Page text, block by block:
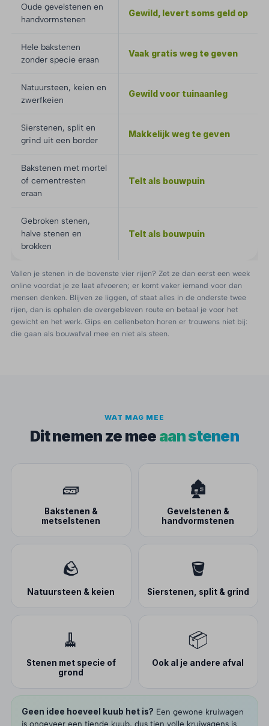
Oude gevelstenen en
handvormstenen
Gewild, levert soms geld op
Hele bakstenen
zonder specie eraan
Vaak gratis weg te geven
Natuursteen, keien en
zwerfkeien
Gewild voor tuinaanleg
Sierstenen, split en
grind uit een border
Makkelijk weg te geven
Bakstenen met mortel
of cementresten
eraan
Telt als bouwpuin
Gebroken stenen,
halve stenen en
brokken
Telt als bouwpuin
Vallen je stenen in de bovenste vier rijen? Zet ze dan eerst een week
online voordat je ze laat afvoeren; er komt vaker iemand voor dan
mensen denken. Blijven ze liggen, of staat alles in de onderste twee
rijen, dan is ophalen de overgebleven route en betaal je voor het
gewicht en het werk. Gips en cellenbeton horen er trouwens niet bij:
die gaan als bouwafval mee en niet als steen.
WAT MAG MEE
Dit nemen ze mee aan stenen
🧱
Bakstenen &
metselstenen
🏚️
Gevelstenen &
handvormstenen
🪨
Natuursteen & keien
🪣
Sierstenen, split & grind
🧹
Stenen met specie of
grond
📦
Ook al je andere afval
Geen idee hoeveel kuub het is? Een gewone kruiwagen
is ongeveer een tiende kuub, dus tien volle kruiwagens is